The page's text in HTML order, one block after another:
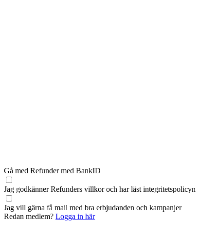
Gå med Refunder med BankID
Jag godkänner Refunders villkoroch har läst integritetspolicyn
Jag vill gärna få mail med bra erbjudanden och kampanjer
Redan medlem? Logga in här